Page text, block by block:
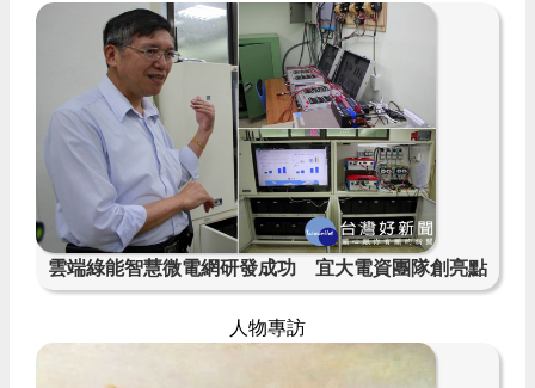
雲端綠能智慧微電網研發成功 宜大電資團隊創亮點
人物專訪